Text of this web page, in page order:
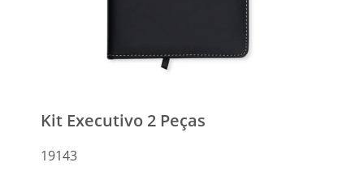
Kit Executivo 2 Peças
19143